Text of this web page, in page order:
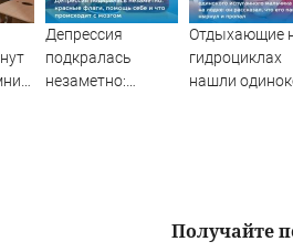
Депрессия
подкралась
незаметно:
Отдыхающие
гидроциклах
нашли
Получайте